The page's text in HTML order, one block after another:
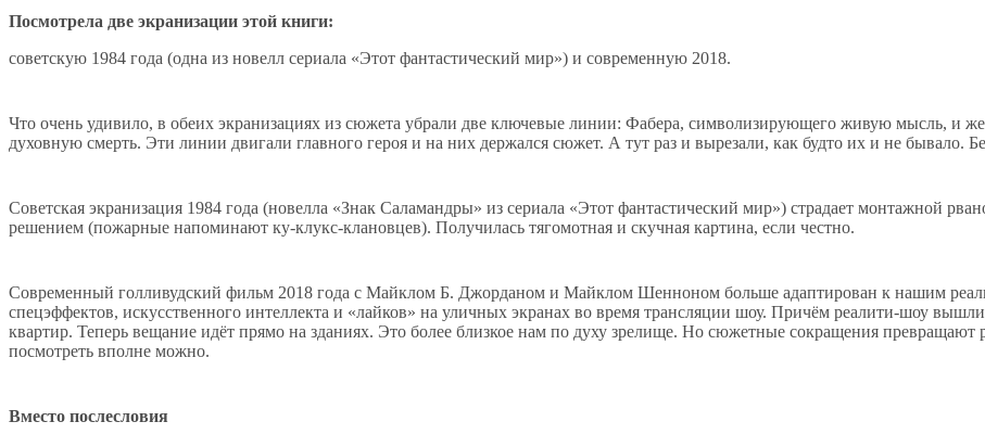
Посмотрела две экранизации этой книги:
советскую 1984 года (одна из новелл сериала «Этот фантастический мир») и современную 2018.
Что очень удивило, в обеих экранизациях из сюжета убрали две ключевые линии: Фабера, символизирующего живую мысль, и
духовную смерть. Эти линии двигали главного героя и на них держался сюжет. А тут раз и вырезали, как будто их и не бывало.
Советская экранизация 1984 года (новелла «Знак Саламандры» из сериала «Этот фантастический мир») страдает монтажной
решением (пожарные напоминают ку-клукс-клановцев). Получилась тягомотная и скучная картина, если честно.
Современный голливудский фильм 2018 года с Майклом Б. Джорданом и Майклом Шенноном больше адаптирован к нашим
спецэффектов, искусственного интеллекта и «лайков» на уличных экранах во время трансляции шоу. Причём реалити-шоу
квартир. Теперь вещание идёт прямо на зданиях. Это более близкое нам по духу зрелище. Но сюжетные сокращения
посмотреть вполне можно.
Вместо послесловия